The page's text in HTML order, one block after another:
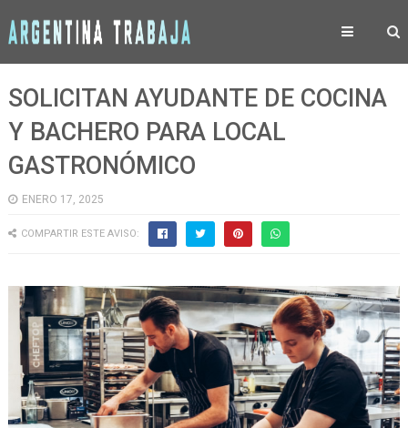
SOLICITAN AYUDANTE DE COCINA
Y BACHERO PARA LOCAL
GASTRONÓMICO
ENERO 17, 2025
COMPARTIR ESTE AVISO: